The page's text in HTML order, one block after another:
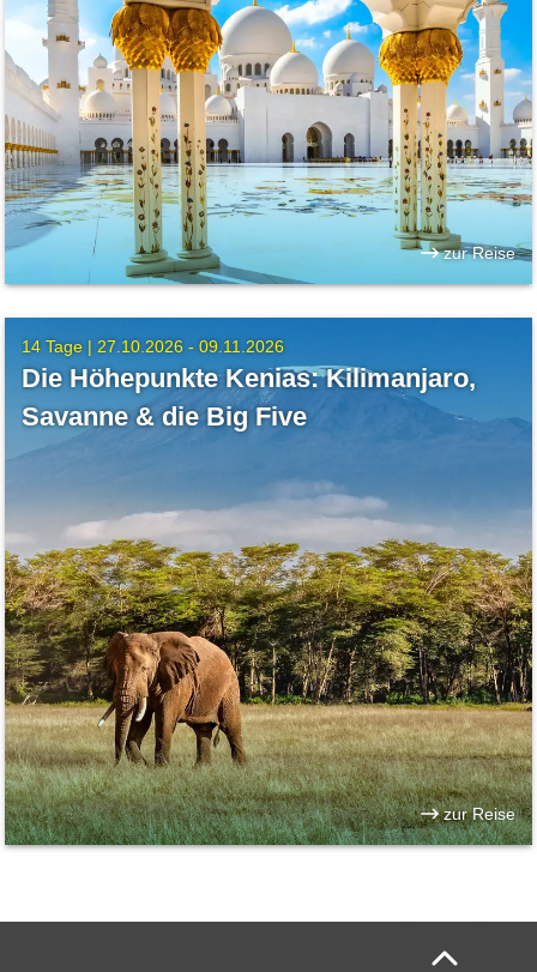
zur Reise
14 Tage | 27.10.2026 - 09.11.2026
Die Höhepunkte Kenias: Kilimanjaro,
Savanne & die Big Five
zur Reise